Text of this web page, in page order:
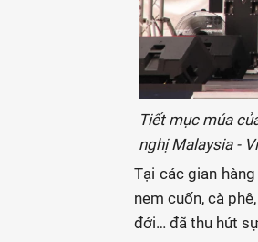
Tiết mục múa
nghị Malaysia -
Tại các gian
nem cuốn, cà
đới… đã thu hút